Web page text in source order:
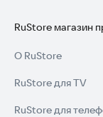
RuStore магазин
О RuStore
RuStore для TV
RuStore для